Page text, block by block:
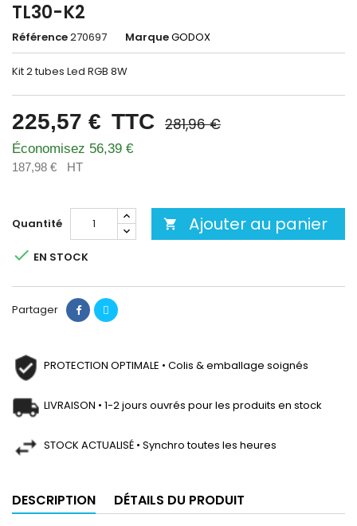
TL30-K2
Référence270697 MarqueGODOX
Kit 2 tubes Led RGB 8W
225,57 € TTC 281,96 €
Économisez 56,39 €
187,98 € HT
Quantité  Ajouter au panier
 EN STOCK
Partager
PROTECTION OPTIMALE • Colis & emballage soignés
LIVRAISON • 1-2 jours ouvrés pour les produits en stock
STOCK ACTUALISÉ • Synchro toutes les heures
DESCRIPTION DÉTAILS DU PRODUIT